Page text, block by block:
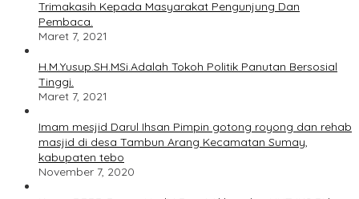
Trimakasih Kepada Masyarakat Pengunjung Dan
Pembaca.
Maret 7, 2021
H.M.Yusup.SH.MSi.Adalah Tokoh Politik Panutan Bersosial
Tinggi.
Maret 7, 2021
Imam mesjid Darul Ihsan Pimpin gotong royong dan rehab
masjid di desa Tambun Arang Kecamatan Sumay,
kabupaten tebo
November 7, 2020